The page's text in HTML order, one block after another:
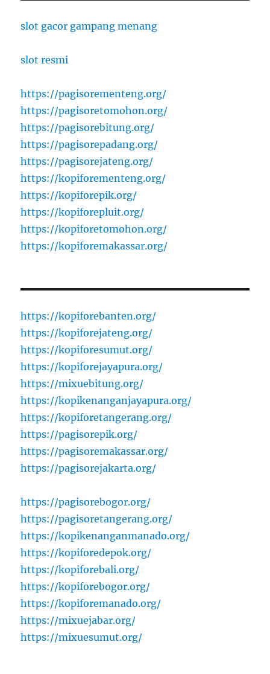
slot gacor gampang menang
slot resmi
https://pagisorementeng.org/
https://pagisoretomohon.org/
https://pagisorebitung.org/
https://pagisorepadang.org/
https://pagisorejateng.org/
https://kopiforementeng.org/
https://kopiforepik.org/
https://kopiforepluit.org/
https://kopiforetomohon.org/
https://kopiforemakassar.org/
https://kopiforebanten.org/
https://kopiforejateng.org/
https://kopiforesumut.org/
https://kopiforejayapura.org/
https://mixuebitung.org/
https://kopikenanganjayapura.org/
https://kopiforetangerang.org/
https://pagisorepik.org/
https://pagisoremakassar.org/
https://pagisorejakarta.org/
https://pagisorebogor.org/
https://pagisoretangerang.org/
https://kopikenanganmanado.org/
https://kopiforedepok.org/
https://kopiforebali.org/
https://kopiforebogor.org/
https://kopiforemanado.org/
https://mixuejabar.org/
https://mixuesumut.org/